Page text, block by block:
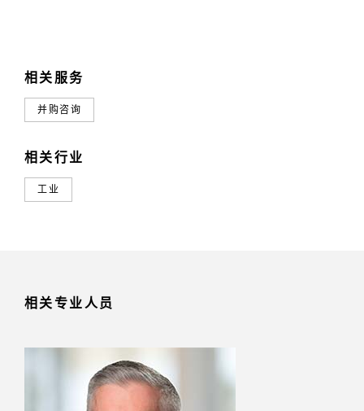
相关服务
并购咨询
相关行业
工业
相关专业人员